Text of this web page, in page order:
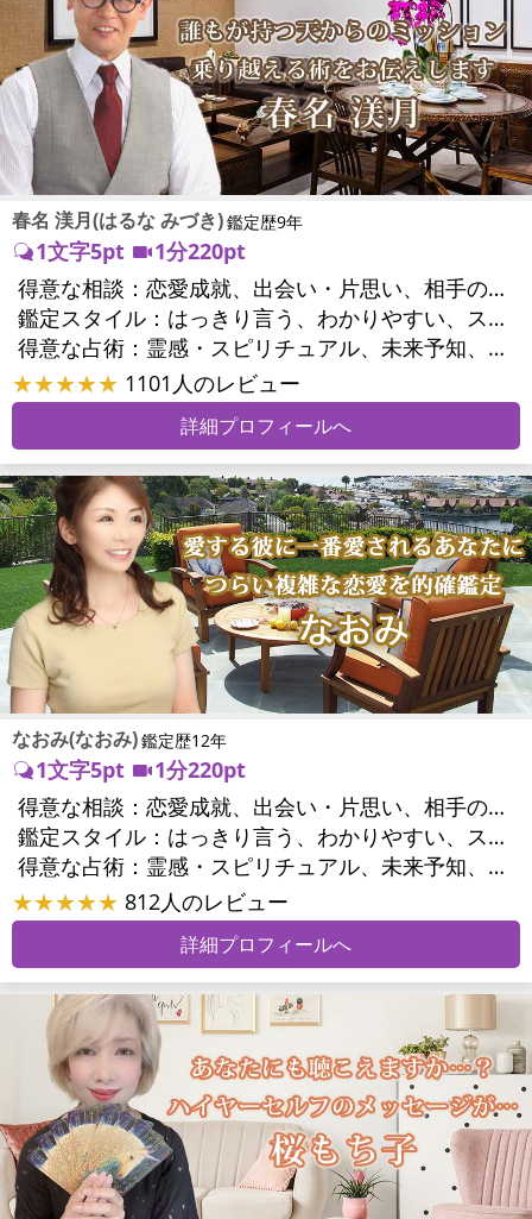
春名 渼月(はるな みづき)鑑定歴9年
1文字5pt
1分220pt
得意な相談：
恋愛成就、出会い・片思い、相手の気持ち、相性、結婚、男心・女心、二人の今後、複雑な恋愛、三角関係、略奪愛、浮気、不倫、復活愛、復縁、離婚、同性愛・LGBT、人間関係、職場の人間関係、対人関係、仕事運、適職、天職、転職、進路、就職、人生全般、使命、経営相談、人事、開業、夢、目標、ビジネスチャンス、ビジネスパートナー、パワーハラスメント、家族関係、夫婦関係、家庭問題、夫婦問題、シングルマザー、ストレス、いじめ、人生相談、ペットの気持ち、引越し・転居、方位、開運指導、健康運、金運、金銭トラブル、ご近所問題
鑑定スタイル：
はっきり言う、わかりやすい、スピード鑑定、簡潔、具体的、的確、納得感、友達のように相談できる、聞き上手、とても話しやすい、じっくり聞いてくれる、勇気をくれる、前向き・元気になれる
得意な占術：
霊感・スピリチュアル、未来予知、チャネリング、タロット、九星気学、占星術、カラー診断、易学、陰陽五行、手相、人相(顔相)、祈願、オリジナル占術
★★★★★ 1101人のレビュー
詳細プロフィールへ
なおみ(なおみ)鑑定歴12年
1文字5pt
1分220pt
得意な相談：
恋愛成就、出会い・片思い、相手の気持ち、相性、縁結び、結婚、男心・女心、二人の今後、複雑な恋愛、三角関係、略奪愛、浮気、不倫、復活愛、復縁、離婚、人間関係、職場の人間関係、対人関係、仕事運、就職、人生全般、夢、夫婦関係、家庭問題、夫婦問題、シングルマザー、精神問題、トラウマ、ストレス、人生相談
鑑定スタイル：
はっきり言う、わかりやすい、スピード鑑定、簡潔、情報量が多い、友達のように相談できる、聞き上手、とても話しやすい、深く濃厚、勇気をくれる、前向き・元気になれる、実力派
得意な占術：
霊感・スピリチュアル、未来予知、オーラ、エネルギー調整、タロット、オラクルカード、数秘術、ヒーリング、カウンセリング、オリジナル占術
★★★★★ 812人のレビュー
詳細プロフィールへ